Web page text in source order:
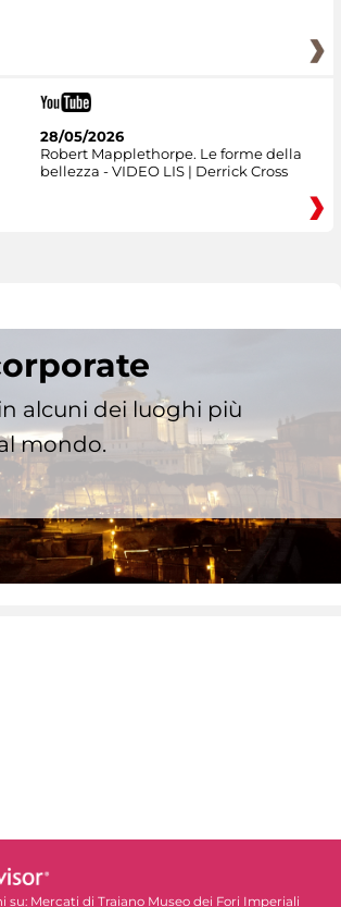
28/05/2026
Robert Mapplethorpe. Le forme della
bellezza - VIDEO LIS | Derrick Cross
alcuni dei luoghi più
mondo.
su: Mercati di Traiano Museo dei Fori Imperiali